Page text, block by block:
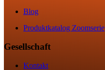
Blog
Produktkatalog Zoomserie
Gesellschaft
Kontakt